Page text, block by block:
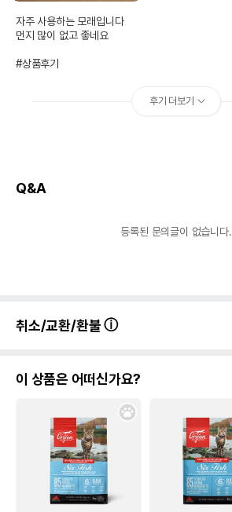
자주 사용하는 모래입니다
먼지 많이 없고 좋네요
#상품후기
후기 더보기
Q&A
등록된 문의글이 없습니다.
취소/교환/환불
이 상품은 어떠신가요?